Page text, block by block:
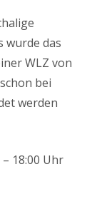
wurde das
WLZ von
bei
werden
18:00 Uhr